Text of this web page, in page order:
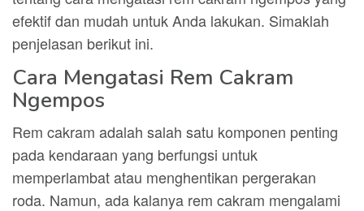
efektif dan mudah untuk Anda lakukan. Simaklah
penjelasan berikut ini.
Cara Mengatasi Rem Cakram
Ngempos
Rem cakram adalah salah satu komponen penting
pada kendaraan yang berfungsi untuk
memperlambat atau menghentikan pergerakan
roda. Namun, ada kalanya rem cakram mengalami